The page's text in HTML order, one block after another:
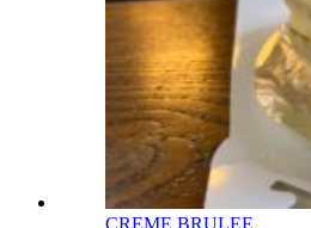
CREME BRULEE